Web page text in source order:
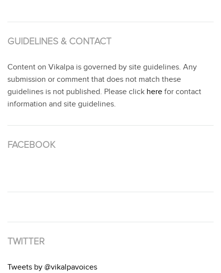
GUIDELINES & CONTACT
Content on Vikalpa is governed by site guidelines. Any
submission or comment that does not match these
guidelines is not published. Please click here for contact
information and site guidelines.
FACEBOOK
TWITTER
Tweets by @vikalpavoices